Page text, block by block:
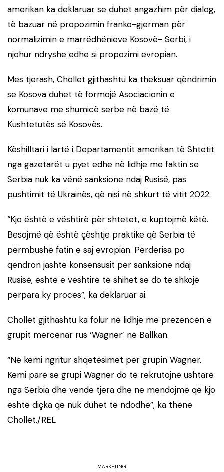
amerikan ka deklaruar se duhet angazhim për dialog,
të bazuar në propozimin franko-gjerman për
normalizimin e marrëdhënieve Kosovë- Serbi, i
njohur ndryshe edhe si propozimi evropian.
Mes tjerash, Chollet gjithashtu ka theksuar qëndrimin
se Kosova duhet të formojë Asociacionin e
komunave me shumicë serbe në bazë të
Kushtetutës së Kosovës.
Këshilltari i lartë i Departamentit amerikan të Shtetit
nga gazetarët u pyet edhe në lidhje me faktin se
Serbia nuk ka vënë sanksione ndaj Rusisë, pas
pushtimit të Ukrainës, që nisi në shkurt të vitit 2022.
“Kjo është e vështirë për shtetet, e kuptojmë këtë.
Besojmë që është çështje praktike që Serbia të
përmbushë fatin e saj evropian. Përderisa po
qëndron jashtë konsensusit për sanksione ndaj
Rusisë, është e vështirë të shihet se do të shkojë
përpara ky proces”, ka deklaruar ai.
Chollet gjithashtu ka folur në lidhje me prezencën e
grupit mercenar rus ‘Wagner’ në Ballkan.
“Ne kemi ngritur shqetësimet për grupin Wagner.
Kemi parë se grupi Wagner do të rekrutojnë ushtarë
nga Serbia dhe vende tjera dhe ne mendojmë që kjo
është diçka që nuk duhet të ndodhë”, ka thënë
Chollet./REL
MARKETING